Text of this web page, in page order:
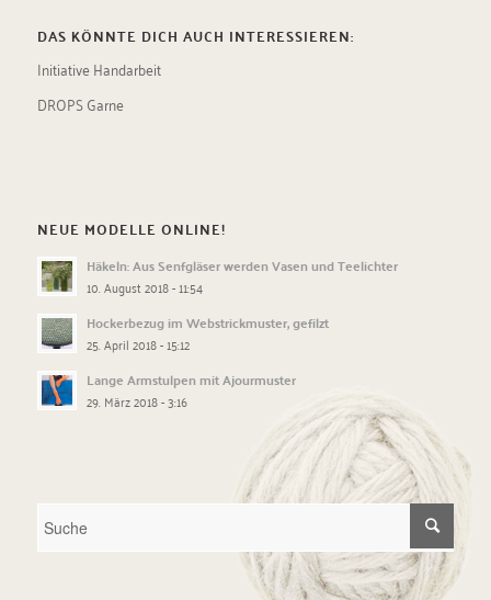
DAS KÖNNTE DICH AUCH INTERESSIEREN:
Initiative Handarbeit
DROPS Garne
NEUE MODELLE ONLINE!
Häkeln: Aus Senfgläser werden Vasen und Teelichter
10. August 2018 - 11:54
Hockerbezug im Webstrickmuster, gefilzt
25. April 2018 - 15:12
Lange Armstulpen mit Ajourmuster
29. März 2018 - 3:16